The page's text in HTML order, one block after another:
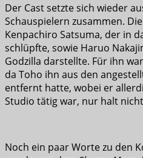
Der Cast setzte sich wieder
Schauspielern zusammen.
Kenpachiro Satsuma, der in
schlüpfte, sowie Haruo
Godzilla darstellte. Für ihn
da Toho ihn aus den
entfernt hatte, wobei er
Studio tätig war, nur halt
Noch ein paar Worte zu den